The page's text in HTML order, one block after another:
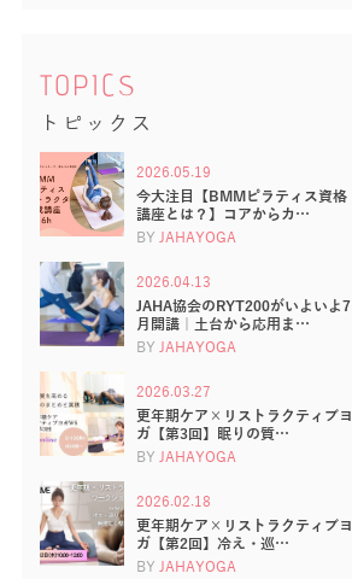
TOPICS
トピックス
2026.05.19
今大注目【BMMピラティス資格
講座とは？】コアからカ…
BY JAHAYOGA
2026.04.13
JAHA協会のRYT200がいよいよ7
月開講｜土台から応用ま…
BY JAHAYOGA
2026.03.27
更年期ケア×リストラクティブヨ
ガ【第3回】眠りの質…
BY JAHAYOGA
2026.02.18
更年期ケア×リストラクティブヨ
ガ【第2回】冷え・巡…
BY JAHAYOGA